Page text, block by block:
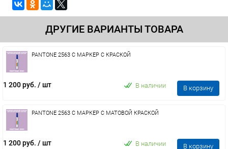
ДРУГИЕ ВАРИАНТЫ ТОВАРА
PANTONE 2563 C МАРКЕР С КРАСКОЙ
1 200 руб. / шт В наличии В корзину
PANTONE 2563 C МАРКЕР С МАТОВОЙ КРАСКОЙ
1 200 руб. / шт В наличии В корзину